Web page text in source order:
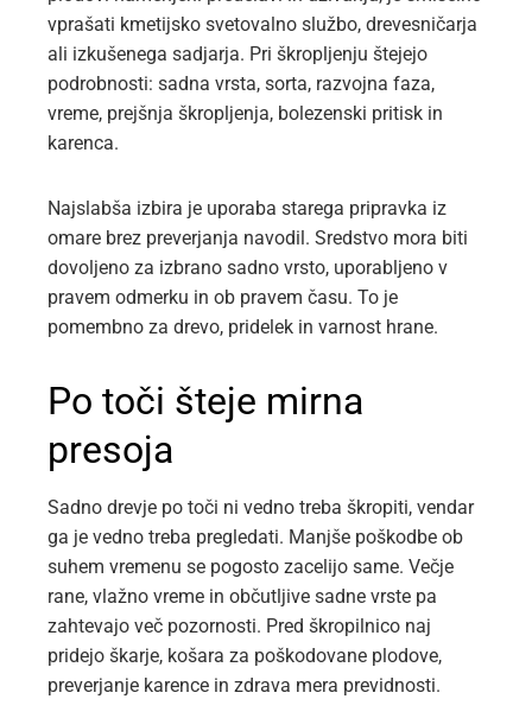
vprašati kmetijsko svetovalno službo, drevesničarja
ali izkušenega sadjarja. Pri škropljenju štejejo
podrobnosti: sadna vrsta, sorta, razvojna faza,
vreme, prejšnja škropljenja, bolezenski pritisk in
karenca.
Najslabša izbira je uporaba starega pripravka iz
omare brez preverjanja navodil. Sredstvo mora biti
dovoljeno za izbrano sadno vrsto, uporabljeno v
pravem odmerku in ob pravem času. To je
pomembno za drevo, pridelek in varnost hrane.
Po toči šteje mirna
presoja
Sadno drevje po toči ni vedno treba škropiti, vendar
ga je vedno treba pregledati. Manjše poškodbe ob
suhem vremenu se pogosto zacelijo same. Večje
rane, vlažno vreme in občutljive sadne vrste pa
zahtevajo več pozornosti. Pred škropilnico naj
pridejo škarje, košara za poškodovane plodove,
preverjanje karence in zdrava mera previdnosti.